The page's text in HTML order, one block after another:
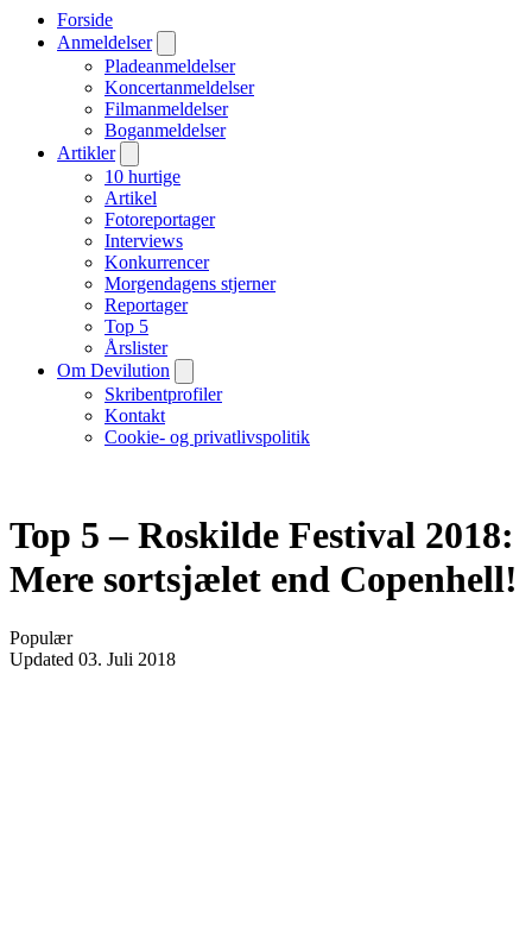
Forside
Anmeldelser
Pladeanmeldelser
Koncertanmeldelser
Filmanmeldelser
Boganmeldelser
Artikler
10 hurtige
Artikel
Fotoreportager
Interviews
Konkurrencer
Morgendagens stjerner
Reportager
Top 5
Årslister
Om Devilution
Skribentprofiler
Kontakt
Cookie- og privatlivspolitik
Top 5 – Roskilde Festival 2018:
Mere sortsjælet end Copenhell!
Populær
Updated 03. Juli 2018